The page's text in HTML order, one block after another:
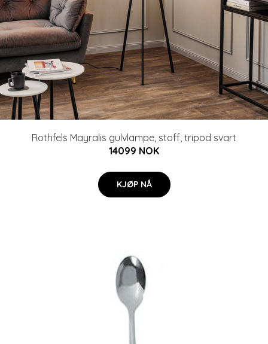
Rothfels Mayralis gulvlampe, stoff, tripod svart
14099 NOK
KJØP NÅ